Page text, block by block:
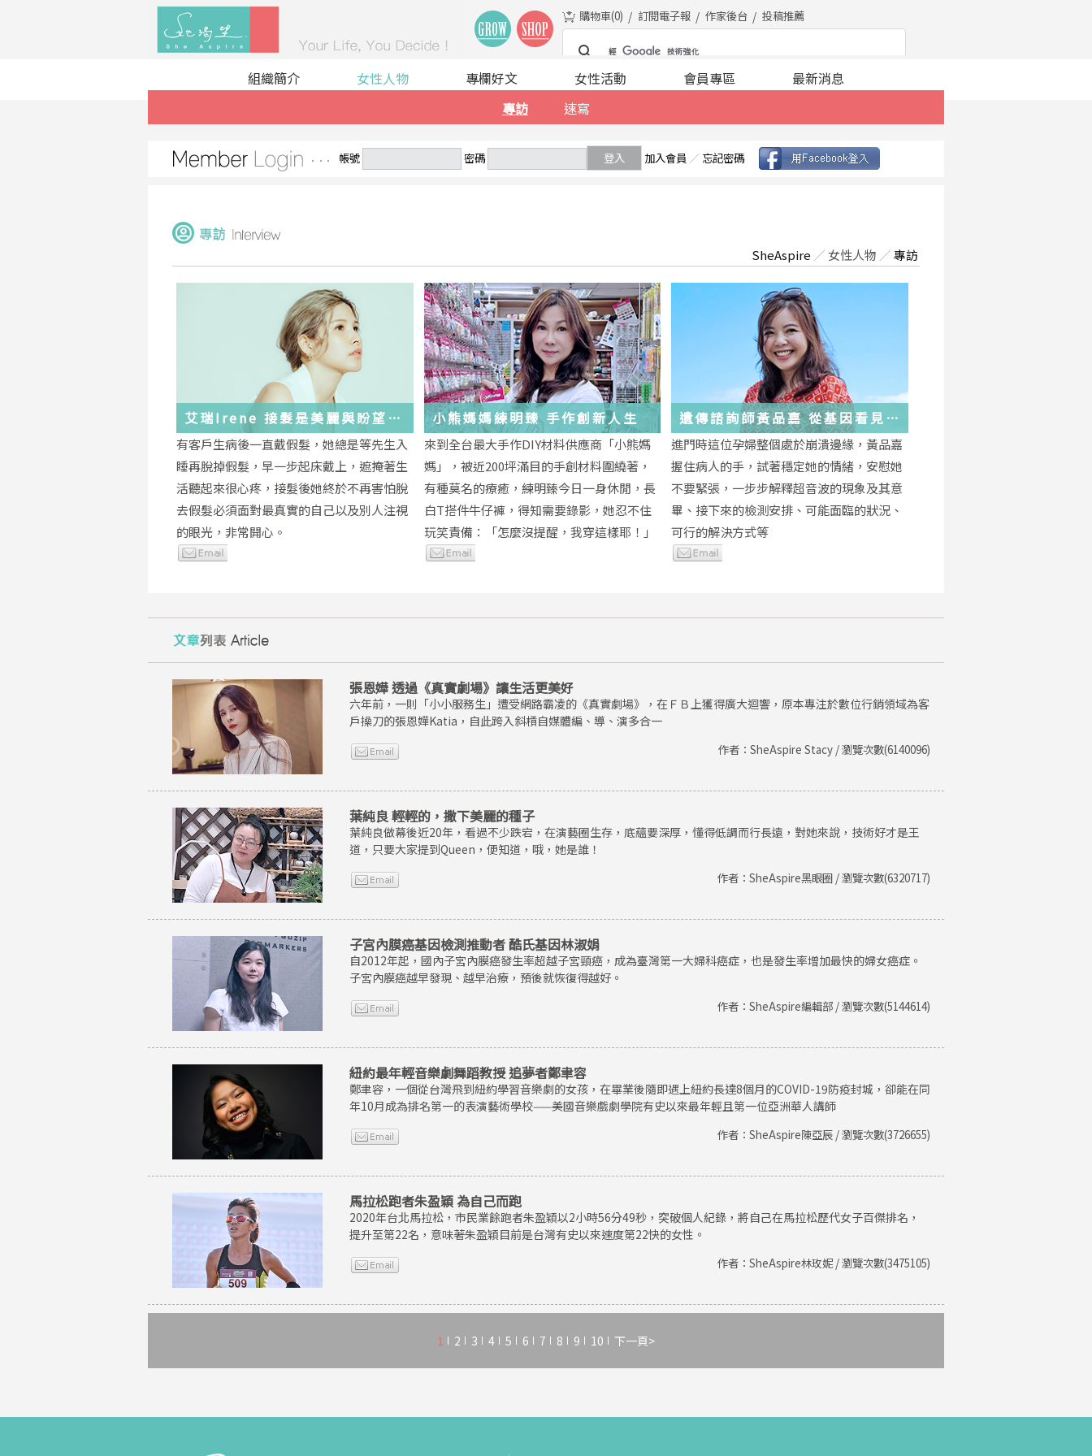
購物車(0) 訂閱電子報 作家後台 投稿推薦
組織簡介
女性人物
專訪
速寫
專欄好文 女性活動 會員專區 最新消息
帳號 密碼 登入 加入會員 ／ 忘記密碼
SheAspire ／ 女性人物 ／專訪
艾瑞Irene 接髮是美麗與盼望的
化身
有客戶生病後一直戴假髮，她總是等先生入
睡再脫掉假髮，早一步起床戴上，遮掩著生
活聽起來很心疼，接髮後她終於不再害怕脫
去假髮必須面對最真實的自己以及別人注視
的眼光，非常開心。
小熊媽媽練明臻 手作創新人生
來到全台最大手作DIY材料供應商「小熊媽
媽」，被近200坪滿目的手創材料圍繞著，
有種莫名的療癒，練明臻今日一身休閒，長
白T搭件牛仔褲，得知需要錄影，她忍不住
玩笑責備：「怎麼沒提醒，我穿這樣耶！」
遺傳諮詢師黃品嘉 從基因看見
未來
進門時這位孕婦整個處於崩潰邊緣，黃品嘉
握住病人的手，試著穩定她的情緒，安慰她
不要緊張，一步步解釋超音波的現象及其意
畢、接下來的檢測安排、可能面臨的狀況、
可行的解決方式等
張恩嬅 透過《真實劇場》讓生活更美好
六年前，一則「小小服務生」遭受網路霸凌的《真實劇場》，在ＦＢ上獲得廣大迴響，原本專注於數位行銷領域為客
戶操刀的張恩嬅Katia，自此跨入斜槓自媒體編、導、演多合一
作者：SheAspire Stacy / 瀏覽次數(6140096)
葉純良 輕輕的，撒下美麗的種子
葉純良做幕後近20年，看過不少跌宕，在演藝圈生存，底蘊要深厚，懂得低調而行長遠，對她來說，技術好才是王
道，只要大家提到Queen，便知道，哦，她是誰！
作者：SheAspire黑眼圈 / 瀏覽次數(6320717)
子宮內膜癌基因檢測推動者 酷氏基因林淑娟
自2012年起，國內子宮內膜癌發生率超越子宮頸癌，成為臺灣第一大婦科癌症，也是發生率增加最快的婦女癌症。
子宮內膜癌越早發現、越早治療，預後就恢復得越好。
作者：SheAspire編輯部 / 瀏覽次數(5144614)
紐約最年輕音樂劇舞蹈教授 追夢者鄭聿容
鄭聿容，一個從台灣飛到紐約學習音樂劇的女孩，在畢業後隨即遇上紐約長達8個月的COVID-19防疫封城，卻能在同
年10月成為排名第一的表演藝術學校——美國音樂戲劇學院有史以來最年輕且第一位亞洲華人講師
作者：SheAspire陳亞辰 / 瀏覽次數(3726655)
馬拉松跑者朱盈穎 為自己而跑
2020年台北馬拉松，市民業餘跑者朱盈穎以2小時56分49秒，突破個人紀錄，將自己在馬拉松歷代女子百傑排名，
提升至第22名，意味著朱盈穎目前是台灣有史以來速度第22快的女性。
作者：SheAspire林玫妮 / 瀏覽次數(3475105)
1 2 3 4 5 6 7 8 9 10 下一頁>